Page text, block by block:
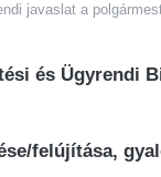
javaslat a
és Ügyrendi
felújítása,